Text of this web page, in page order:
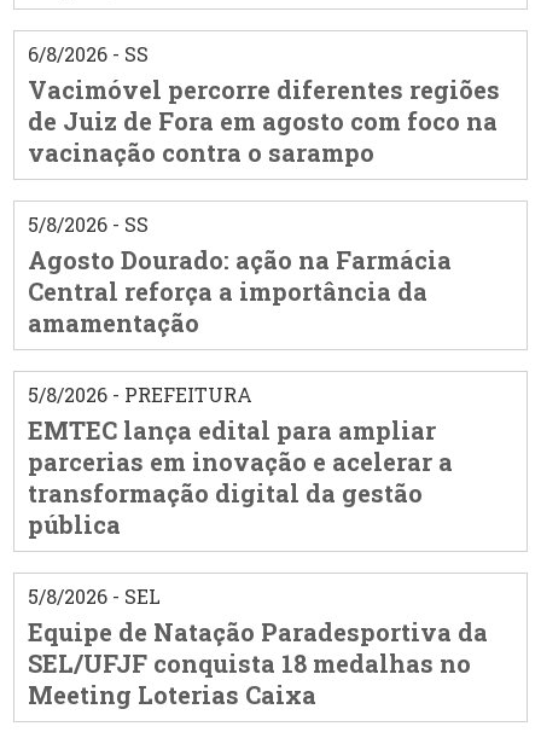
6/8/2026 - SS
Vacimóvel percorre diferentes regiões
de Juiz de Fora em agosto com foco na
vacinação contra o sarampo
5/8/2026 - SS
Agosto Dourado: ação na Farmácia
Central reforça a importância da
amamentação
5/8/2026 - PREFEITURA
EMTEC lança edital para ampliar
parcerias em inovação e acelerar a
transformação digital da gestão
pública
5/8/2026 - SEL
Equipe de Natação Paradesportiva da
SEL/UFJF conquista 18 medalhas no
Meeting Loterias Caixa